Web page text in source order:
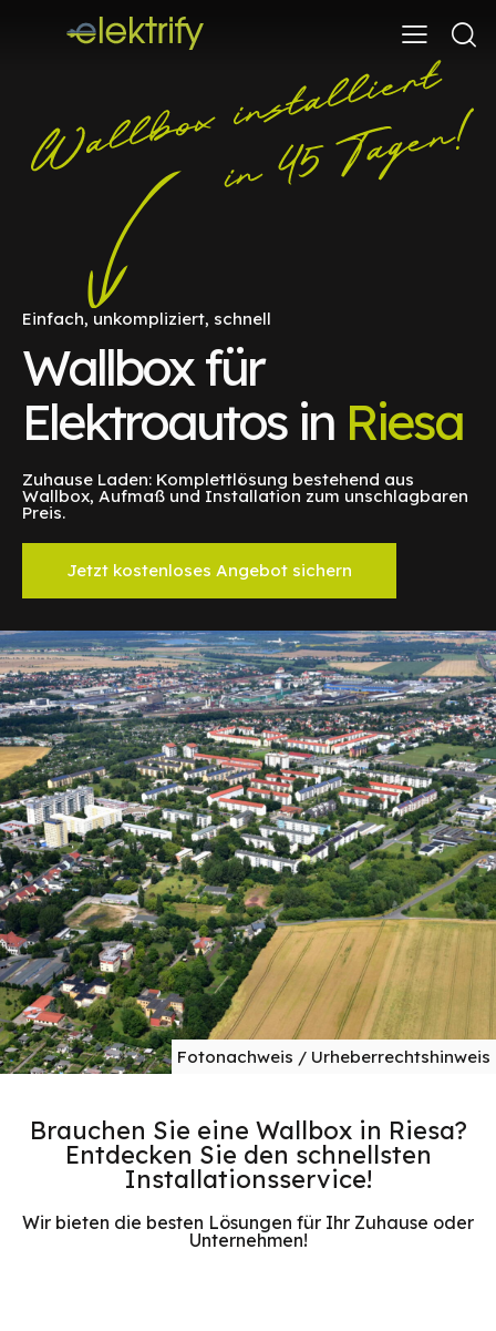
Einfach, unkompliziert, schnell
Wallbox für
Elektroautos in Riesa
Zuhause Laden: Komplettlösung bestehend aus
Wallbox, Aufmaß und Installation zum unschlagbaren
Preis.
Jetzt kostenloses Angebot sichern
Fotonachweis / Urheberrechtshinweis
Brauchen Sie eine Wallbox in Riesa?
Entdecken Sie den schnellsten
Installationsservice!
Wir bieten die besten Lösungen für Ihr Zuhause oder
Unternehmen!